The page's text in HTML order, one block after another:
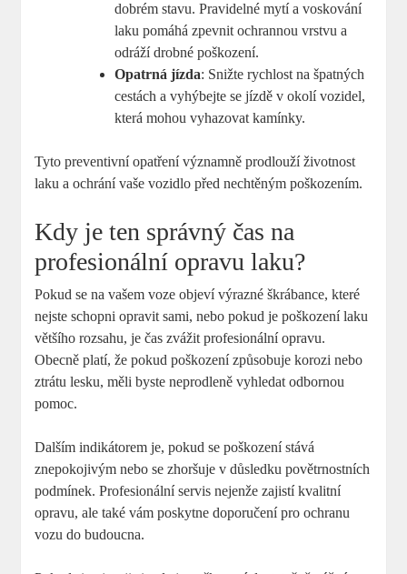
dobrém stavu. Pravidelné mytí a voskování
laku pomáhá zpevnit ochrannou vrstvu a
odráží drobné poškození.
Opatrná jízda: Snižte rychlost na špatných
cestách a vyhýbejte se jízdě v okolí vozidel,
která mohou vyhazovat kamínky.
Tyto preventivní opatření významně prodlouží životnost
laku a ochrání vaše vozidlo před nechtěným poškozením.
Kdy je ten správný čas na
profesionální opravu laku?
Pokud se na vašem voze objeví výrazné škrábance, které
nejste schopni opravit sami, nebo pokud je poškození laku
většího rozsahu, je čas zvážit profesionální opravu.
Obecně platí, že pokud poškození způsobuje korozi nebo
ztrátu lesku, měli byste neprodleně vyhledat odbornou
pomoc.
Dalším indikátorem je, pokud se poškození stává
znepokojivým nebo se zhoršuje v důsledku povětrnostních
podmínek. Profesionální servis nejenže zajistí kvalitní
opravu, ale také vám poskytne doporučení pro ochranu
vozu do budoucna.